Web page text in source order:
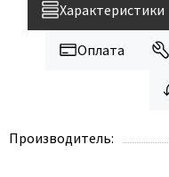
Характеристики
Оплата
Производитель: